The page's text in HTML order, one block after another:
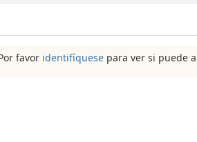
favor identifíquese para ver si puede